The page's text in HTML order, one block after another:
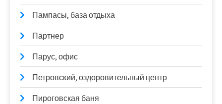
Пампасы, база отдыха
Партнер
Парус, офис
Петровский, оздоровительный центр
Пироговская баня